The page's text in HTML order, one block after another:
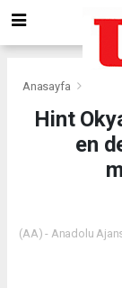
Anasayfa
Hint
en
(AA) - Anadolu